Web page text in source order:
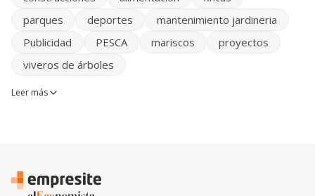
parques
deportes
mantenimiento jardineria
Publicidad
PESCA mariscos
proyectos
viveros de árboles
Leer más